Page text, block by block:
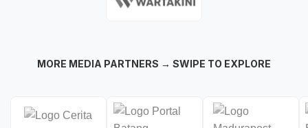
MORE MEDIA PARTNERS → SWIPE TO EXPLORE